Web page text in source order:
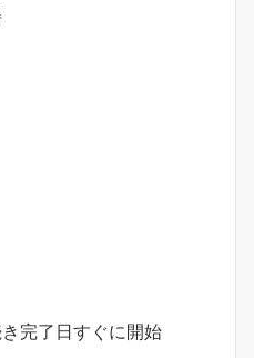
完了日すぐに開始